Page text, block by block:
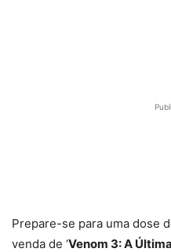
Prepare-se para uma dose
venda de ‘Venom 3: A